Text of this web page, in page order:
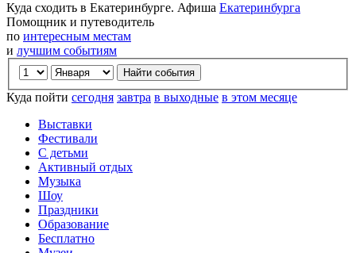
Куда сходить в Екатеринбурге. Афиша Екатеринбурга
Помощник и путеводитель
по интересным местам
и лучшим событиям
Куда пойти сегодня завтра в выходные в этом месяце
Выставки
Фестивали
С детьми
Активный отдых
Музыка
Шоу
Праздники
Образование
Бесплатно